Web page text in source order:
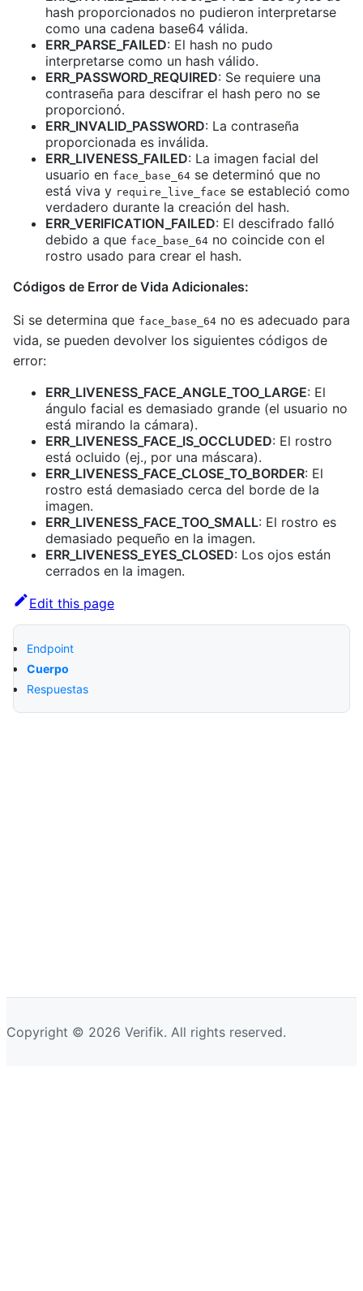
hash proporcionados no pudieron interpretarse
como una cadena base64 válida.
ERR_PARSE_FAILED: El hash no pudo
interpretarse como un hash válido.
ERR_PASSWORD_REQUIRED: Se requiere una
contraseña para descifrar el hash pero no se
proporcionó.
ERR_INVALID_PASSWORD: La contraseña
proporcionada es inválida.
ERR_LIVENESS_FAILED: La imagen facial del
usuario en face_base_64 se determinó que no
está viva y require_live_face se estableció como
verdadero durante la creación del hash.
ERR_VERIFICATION_FAILED: El descifrado falló
debido a que face_base_64 no coincide con el
rostro usado para crear el hash.
Códigos de Error de Vida Adicionales:
Si se determina que face_base_64 no es adecuado para
vida, se pueden devolver los siguientes códigos de
error:
ERR_LIVENESS_FACE_ANGLE_TOO_LARGE: El
ángulo facial es demasiado grande (el usuario no
está mirando la cámara).
ERR_LIVENESS_FACE_IS_OCCLUDED: El rostro
está ocluido (ej., por una máscara).
ERR_LIVENESS_FACE_CLOSE_TO_BORDER: El
rostro está demasiado cerca del borde de la
imagen.
ERR_LIVENESS_FACE_TOO_SMALL: El rostro es
demasiado pequeño en la imagen.
ERR_LIVENESS_EYES_CLOSED: Los ojos están
cerrados en la imagen.
Edit this page
Endpoint
Cuerpo
Respuestas
Copyright © 2026 Verifik. All rights reserved.